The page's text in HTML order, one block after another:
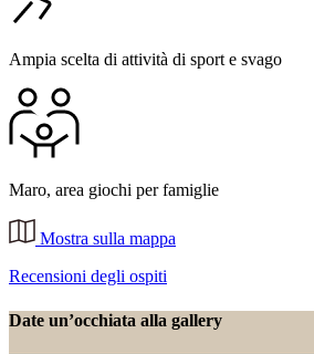
Ampia scelta di attività di sport e svago
Maro, area giochi per famiglie
Mostra sulla mappa
Recensioni degli ospiti
Date un’occhiata alla gallery